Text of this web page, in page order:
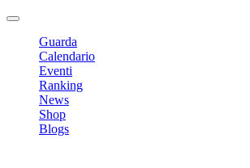
Guarda
Calendario
Eventi
Ranking
News
Shop
Blogs